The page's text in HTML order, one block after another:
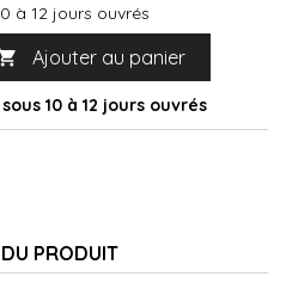
à 12 jours ouvrés
Ajouter au panier
10 à 12 jours ouvrés
PRODUIT